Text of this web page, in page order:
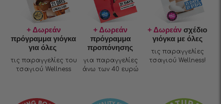
+ Δωρεάν
πρόγραμμα γιόγκα
για όλες
τις παραγγελίες του
τσαγιού Wellness
+ Δωρεάν
πρόγραμμα
προπόνησης
για παραγγελίες
άνω των 40 ευρώ
+ Δωρεάνσχέδιο
γιόγκα με όλες
τις παραγγελίες
τσαγιού Wellness!